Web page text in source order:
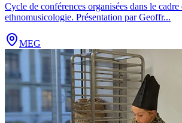
Cycle de conférences organisées dans le cadre
ethnomusicologie. Présentation par Geoffr...
MEG